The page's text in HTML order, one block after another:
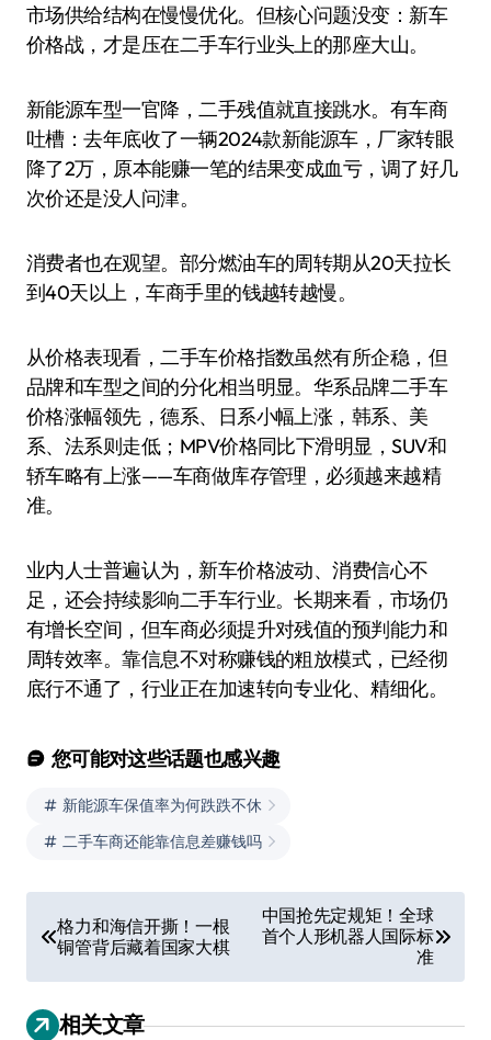
市场供给结构在慢慢优化。但核心问题没变：新车
价格战，才是压在二手车行业头上的那座大山。
新能源车型一官降，二手残值就直接跳水。有车商
吐槽：去年底收了一辆2024款新能源车，厂家转眼
降了2万，原本能赚一笔的结果变成血亏，调了好几
次价还是没人问津。
消费者也在观望。部分燃油车的周转期从20天拉长
到40天以上，车商手里的钱越转越慢。
从价格表现看，二手车价格指数虽然有所企稳，但
品牌和车型之间的分化相当明显。华系品牌二手车
价格涨幅领先，德系、日系小幅上涨，韩系、美
系、法系则走低；MPV价格同比下滑明显，SUV和
轿车略有上涨——车商做库存管理，必须越来越精
准。
业内人士普遍认为，新车价格波动、消费信心不
足，还会持续影响二手车行业。长期来看，市场仍
有增长空间，但车商必须提升对残值的预判能力和
周转效率。靠信息不对称赚钱的粗放模式，已经彻
底行不通了，行业正在加速转向专业化、精细化。
您可能对这些话题也感兴趣
新能源车保值率为何跌跌不休
二手车商还能靠信息差赚钱吗
章
导
航
格力和海信开撕！一根
铜管背后藏着国家大棋
中国抢先定规矩！全球
首个人形机器人国际标
准
相关文章